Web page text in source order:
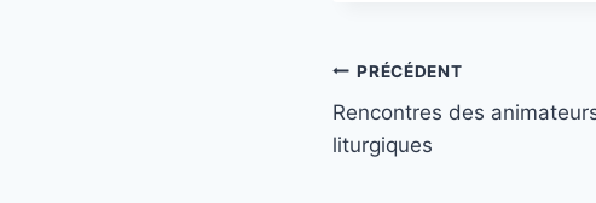
Navigation
de
PRÉCÉDENT
Rencontres des
liturgiques